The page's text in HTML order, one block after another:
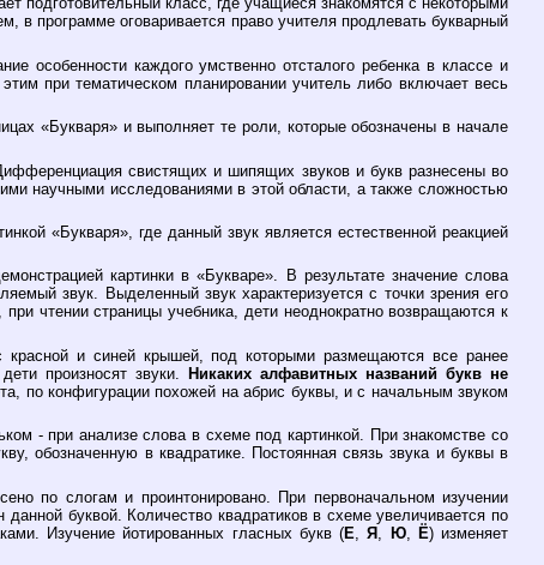
в программе оговаривается право учителя продлевать букварный
особенности каждого умственно отсталого ребенка в классе и
при тематическом планировании учитель либо включает весь
«Букваря» и выполняет те роли, которые обозначены в начале
свистящих и шипящих звуков и букв разнесены во
научными исследованиями в этой области, а также сложностью
«Букваря», где данный звук является естественной реакцией
картинки в «Букваре». В результате значение слова
звук. Выделенный звук характеризуется с точки зрения его
чтении страницы учебника, дети неоднократно возвращаются к
и синей крышей, под которыми размещаются все ранее
произносят звуки.
Никаких алфавитных названий букв не
по конфигурации похожей на абрис буквы, и с начальным звуком
- при анализе слова в схеме под картинкой. При знакомстве со
обозначенную в квадратике. Постоянная связь звука и буквы в
по слогам и проинтонировано. При первоначальном изучении
буквой. Количество квадратиков в схеме увеличивается по
Изучение йотированных гласных букв (Е ,Я Ю, Ё) изменяет